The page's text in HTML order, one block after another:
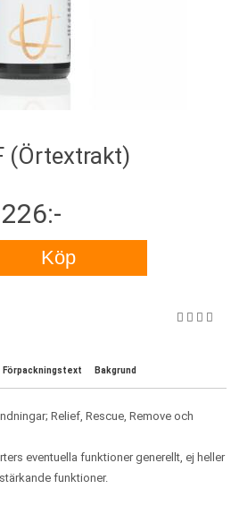
(Örtextrakt)
226:-
Förpackningstext Bakgrund
Relief, Rescue, Remove och
eventuella funktioner generellt, ej heller
funktioner.